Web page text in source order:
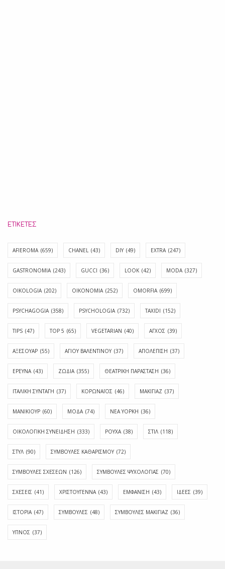
ΕΤΙΚΈΤΕΣ
AFIEROMA (659) CHANEL (43) DIY (49) EXTRA (247)
GASTRONOMIA (243) GUCCI (36) LOOK (42) MODA (327)
OIKOLOGIA (202) OIKONOMIA (252) OMORFIA (699)
PSYCHAGOGIA (358) PSYCHOLOGIA (732) TAXIDI (152)
TIPS (47) TOP 5 (65) VEGETARIAN (40) ΑΓΧΟΣ (39)
ΑΞΕΣΟΥΑΡ (55) ΑΓΊΟΥ ΒΑΛΕΝΤΊΝΟΥ (37) ΑΠΟΛΈΠΙΣΗ (37)
ΕΡΕΥΝΑ (43) ΖΩΔΙΑ (355) ΘΕΑΤΡΙΚΗ ΠΑΡΑΣΤΑΣΗ (36)
ΙΤΑΛΙΚΗ ΣΥΝΤΑΓΗ (37) ΚΟΡΩΝΑΪΟΣ (46) ΜΑΚΙΓΙΑΖ (37)
ΜΑΝΙΚΙΟΥΡ (60) ΜΟΔΑ (74) ΝΕΑ ΥΟΡΚΗ (36)
ΟΙΚΟΛΟΓΙΚΗ ΣΥΝΕΙΔΗΣΗ (333) ΡΟΥΧΑ (38) ΣΤΙΛ (118)
ΣΤΥΛ (90) ΣΥΜΒΟΥΛΕΣ ΚΑΘΑΡΙΣΜΟΥ (72)
ΣΥΜΒΟΥΛΕΣ ΣΧΕΣΕΩΝ (126) ΣΥΜΒΟΥΛΕΣ ΨΥΧΟΛΟΓΙΑΣ (70)
ΣΧΕΣΕΙΣ (41) ΧΡΙΣΤΟΥΓΕΝΝΑ (43) ΕΜΦΆΝΙΣΗ (43) ΙΔΈΕΣ (39)
ΙΣΤΟΡΊΑ (47) ΣΥΜΒΟΥΛΈΣ (48) ΣΥΜΒΟΥΛΈΣ ΜΑΚΙΓΙΆΖ (36)
ΎΠΝΟΣ (37)